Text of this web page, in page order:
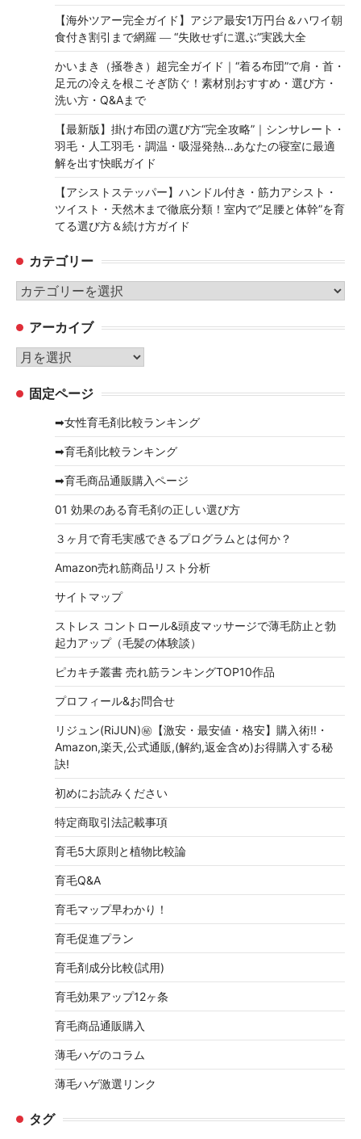
【海外ツアー完全ガイド】アジア最安1万円台＆ハワイ朝
食付き割引まで網羅 ― “失敗せずに選ぶ”実践大全
かいまき（掻巻き）超完全ガイド｜“着る布団”で肩・首・
足元の冷えを根こそぎ防ぐ！素材別おすすめ・選び方・
洗い方・Q&Aまで
【最新版】掛け布団の選び方“完全攻略”｜シンサレート・
羽毛・人工羽毛・調温・吸湿発熱…あなたの寝室に最適
解を出す快眠ガイド
【アシストステッパー】ハンドル付き・筋力アシスト・
ツイスト・天然木まで徹底分類！室内で“足腰と体幹”を育
てる選び方＆続け方ガイド
カテゴリー
カ
ゴ
リ
ー
アーカイブ
ア
カ 固定ページ
➡女性育毛剤比較ランキング
➡育毛剤比較ランキング
➡育毛商品通販購入ページ
01 効果のある育毛剤の正しい選び方
３ヶ月で育毛実感できるプログラムとは何か？
Amazon売れ筋商品リスト分析
サイトマップ
ストレス コントロール&頭皮マッサージで薄毛防止と勃
起力アップ（毛髪の体験談）
ピカキチ叢書 売れ筋ランキングTOP10作品
プロフィール&お問合せ
リジュン(RiJUN)㊙【激安・最安値・格安】購入術!!・
Amazon,楽天,公式通販,(解約,返金含め)お得購入する秘
訣!
初めにお読みください
特定商取引法記載事項
育毛5大原則と植物比較論
育毛Q&A
育毛マップ早わかり！
育毛促進プラン
育毛剤成分比較(試用)
育毛効果アップ12ヶ条
育毛商品通販購入
薄毛ハゲのコラム
薄毛ハゲ激選リンク
タグ